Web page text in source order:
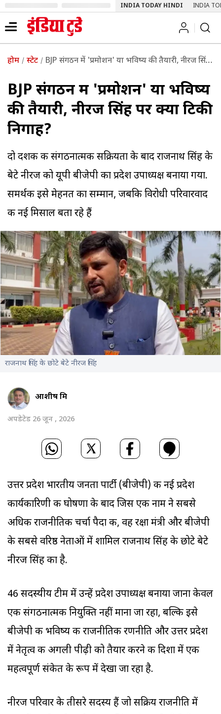
INDIA TODAY HINDI INDIA
होम स्टेट BJP संगठन में 'प्रमोशन' या भविष्य की तैयारी, नीरज सिंह पर क्यों टिकी निगाहें?
BJP संगठन में 'प्रमोशन' या भविष्य
की तैयारी, नीरज सिंह पर क्यों टिकी
निगाहें?
दो दशक की संगठनात्मक सक्रियता के बाद राजनाथ सिंह के
बेटे नीरज को यूपी बीजेपी का प्रदेश उपाध्यक्ष बनाया गया.
समर्थक इसे मेहनत का सम्मान, जबकि विरोधी परिवारवाद
की नई मिसाल बता रहे हैं
राजनाथ सिंह के छोटे बेटे नीरज सिंह
आशीष मिश्र
अपडेटेड 26 जून , 2026
उत्तर प्रदेश भारतीय जनता पार्टी (बीजेपी) की नई प्रदेश
कार्यकारिणी की घोषणा के बाद जिस एक नाम ने सबसे
अधिक राजनीतिक चर्चा पैदा की, वह रक्षा मंत्री और बीजेपी
के सबसे वरिष्ठ नेताओं में शामिल राजनाथ सिंह के छोटे बेटे
नीरज सिंह का है.
46 सदस्यीय टीम में उन्हें प्रदेश उपाध्यक्ष बनाया जाना केवल
एक संगठनात्मक नियुक्ति नहीं माना जा रहा, बल्कि इसे
बीजेपी की भविष्य की राजनीतिक रणनीति और उत्तर प्रदेश
में नेतृत्व की अगली पीढ़ी को तैयार करने की दिशा में एक
महत्वपूर्ण संकेत के रूप में देखा जा रहा है.
नीरज परिवार के तीसरे सदस्य हैं जो सक्रिय राजनीति में